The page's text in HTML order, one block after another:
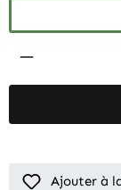
Produkt
Ajouter à